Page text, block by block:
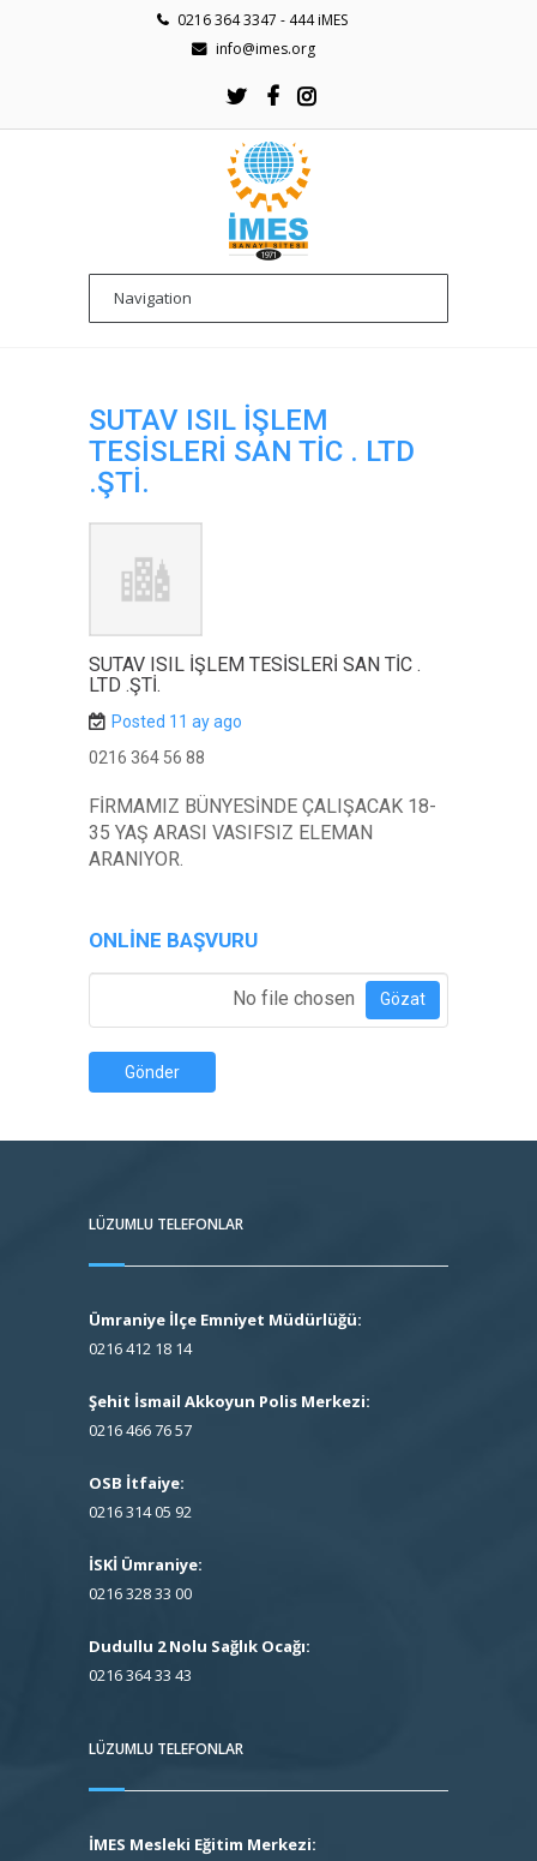
0216 364 3347 - 444 iMES
info@imes.org
SUTAV ISIL İŞLEM
TESİSLERİ SAN TİC . LTD
.ŞTİ.
SUTAV ISIL İŞLEM TESİSLERİ SAN TİC .
LTD .ŞTİ.
Posted 11 ay ago
0216 364 56 88
FİRMAMIZ BÜNYESİNDE ÇALIŞACAK 18-
35 YAŞ ARASI VASIFSIZ ELEMAN
ARANIYOR.
ONLINE BAŞVURU
No file chosen Gözat
Gönder
LÜZUMLU TELEFONLAR
Ümraniye İlçe Emniyet Müdürlüğü:
0216 412 18 14
Şehit İsmail Akkoyun Polis Merkezi:
0216 466 76 57
OSB İtfaiye:
0216 314 05 92
İSKİ Ümraniye:
0216 328 33 00
Dudullu 2 Nolu Sağlık Ocağı:
0216 364 33 43
LÜZUMLU TELEFONLAR
İMES Mesleki Eğitim Merkezi: